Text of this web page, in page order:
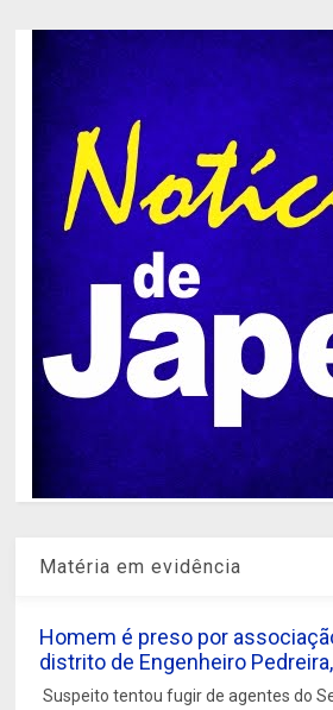
Matéria em evidência
Homem é preso por
distrito de Engenheiro
Suspeito tentou fugir de agentes do